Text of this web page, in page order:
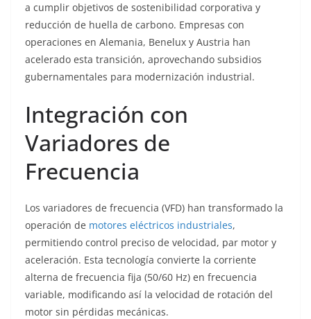
a cumplir objetivos de sostenibilidad corporativa y
reducción de huella de carbono. Empresas con
operaciones en Alemania, Benelux y Austria han
acelerado esta transición, aprovechando subsidios
gubernamentales para modernización industrial.
Integración con
Variadores de
Frecuencia
Los variadores de frecuencia (VFD) han transformado la
operación de motores eléctricos industriales,
permitiendo control preciso de velocidad, par motor y
aceleración. Esta tecnología convierte la corriente
alterna de frecuencia fija (50/60 Hz) en frecuencia
variable, modificando así la velocidad de rotación del
motor sin pérdidas mecánicas.